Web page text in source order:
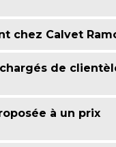
chez Calvet
de
à un prix